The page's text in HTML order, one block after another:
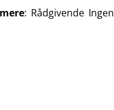
: Rådgivende